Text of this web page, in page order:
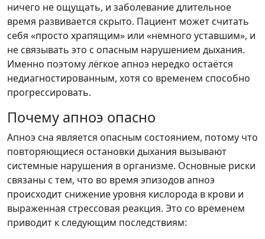
ничего не ощущать, и заболевание длительное
время развивается скрыто. Пациент может считать
себя «просто храпящим» или «немного уставшим», и
не связывать это с опасным нарушением дыхания.
Именно поэтому лёгкое апноэ нередко остаётся
недиагностированным, хотя со временем способно
прогрессировать.
Почему апноэ опасно
Апноэ сна является опасным состоянием, потому что
повторяющиеся остановки дыхания вызывают
системные нарушения в организме. Основные риски
связаны с тем, что во время эпизодов апноэ
происходит снижение уровня кислорода в крови и
выраженная стрессовая реакция. Это со временем
приводит к следующим последствиям: